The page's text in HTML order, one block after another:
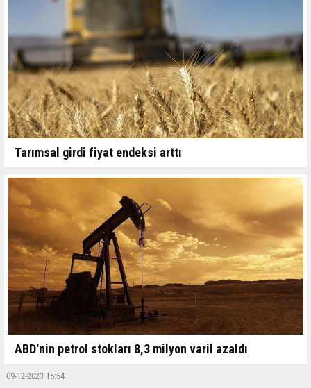
Tarımsal girdi fiyat endeksi arttı
ABD'nin petrol stokları 8,3 milyon varil azaldı
09-12-2023 15:54